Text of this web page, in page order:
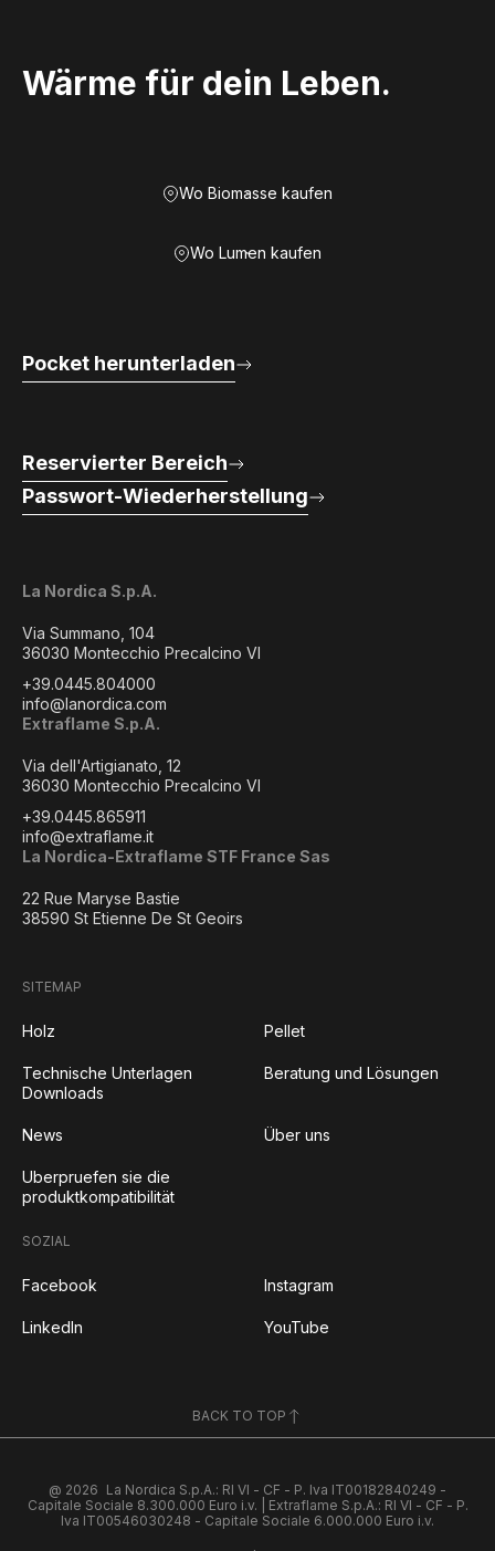
Wärme für dein Leben.
Wo Biomasse kaufen
Wo Lumen kaufen
La Nordica S.p.A.
Via Summano, 104
36030 Montecchio Precalcino VI
+39.0445.804000
info@lanordica.com
Extraflame S.p.A.
Via dell'Artigianato, 12
36030 Montecchio Precalcino VI
+39.0445.865911
info@extraflame.it
La Nordica-Extraflame STF France Sas
22 Rue Maryse Bastie
38590 St Etienne De St Geoirs
Pocket herunterladen
Reservierter Bereich
Passwort-Wiederherstellung
SITEMAP
Holz Pellet
Technische Unterlagen
Downloads
Beratung und Lösungen
News Über uns
Uberpruefen sie die
produktkompatibilität
SOZIAL
Facebook Instagram
LinkedIn YouTube
BACK TO TOP
@ 2026 La Nordica S.p.A.: RI VI - CF - P. Iva IT00182840249 -
Capitale Sociale 8.300.000 Euro i.v. | Extraflame S.p.A.: RI VI - CF - P.
Iva IT00546030248 - Capitale Sociale 6.000.000 Euro i.v.